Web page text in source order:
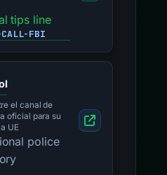
tips line
FBI
el canal de
oficial para su
UE
police